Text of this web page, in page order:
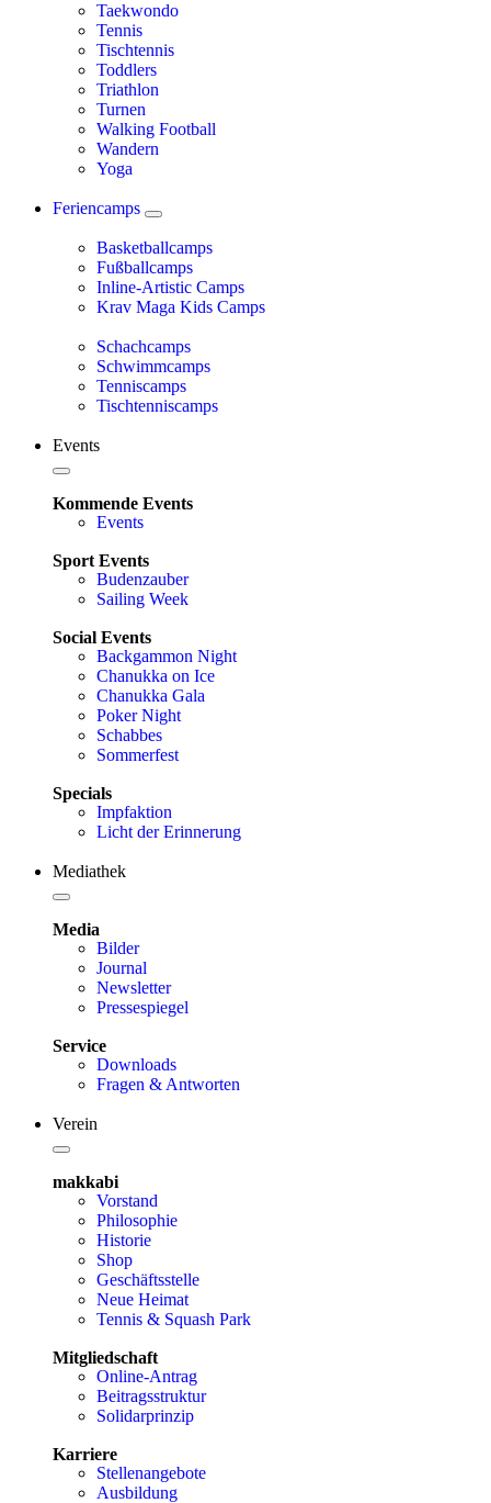
Taekwondo
Tennis
Tischtennis
Toddlers
Triathlon
Turnen
Walking Football
Wandern
Yoga
Feriencamps
Basketballcamps
Fußballcamps
Inline-Artistic Camps
Krav Maga Kids Camps
Schachcamps
Schwimmcamps
Tenniscamps
Tischtenniscamps
Events
Kommende Events
Events
Sport Events
Budenzauber
Sailing Week
Social Events
Backgammon Night
Chanukka on Ice
Chanukka Gala
Poker Night
Schabbes
Sommerfest
Specials
Impfaktion
Licht der Erinnerung
Mediathek
Media
Bilder
Journal
Newsletter
Pressespiegel
Service
Downloads
Fragen & Antworten
Verein
makkabi
Vorstand
Philosophie
Historie
Shop
Geschäftsstelle
Neue Heimat
Tennis & Squash Park
Mitgliedschaft
Online-Antrag
Beitragsstruktur
Solidarprinzip
Karriere
Stellenangebote
Ausbildung